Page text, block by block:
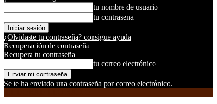
tu nombre de usuario
tu contraseña
¿Olvidaste tu contraseña? consigue ayuda
Recuperación de contraseña
Recupera tu contraseña
tu correo electrónico
Se te ha enviado una contraseña por correo electrónico.